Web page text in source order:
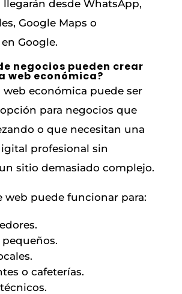
desde WhatsApp,
Google Maps o
Google.
negocios pueden crear
web económica?
web económica puede ser
para negocios que
o que necesitan una
profesional sin
sitio demasiado complejo.
web puede funcionar para:
o cafeterías.